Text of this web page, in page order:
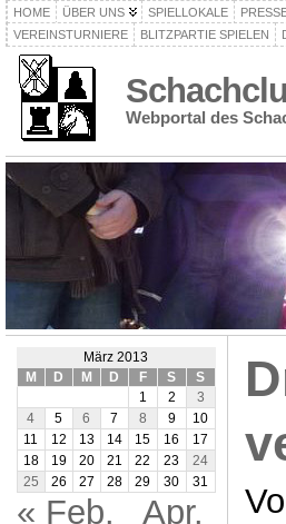
HOME ÜBER UNS SPIELLOKALE
VEREINSTURNIERE
BLITZPARTIE SPIELEN
Webportal des
März 2013
M
D M D F S
S
1
2
3
4
5 6 7 8 9
10
11
12 13 14 15 16
17
18
19 20 21 22 23
24
25
26 27 28 29 30 31
« Feb.
Apr.